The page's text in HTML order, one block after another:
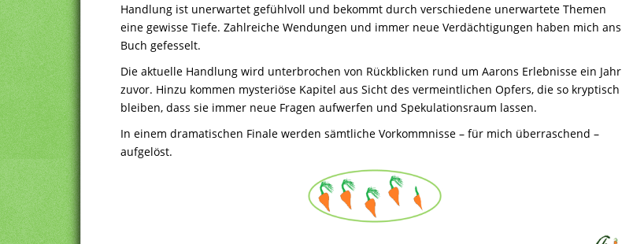
Handlung ist unerwartet gefühlvoll und bekommt durch verschiedene unerwartete Themen
eine gewisse Tiefe. Zahlreiche Wendungen und immer neue Verdächtigungen haben mich ans
Buch gefesselt.
Die aktuelle Handlung wird unterbrochen von Rückblicken rund um Aarons Erlebnisse ein Jahr
zuvor. Hinzu kommen mysteriöse Kapitel aus Sicht des vermeintlichen Opfers, die so kryptisch
bleiben, dass sie immer neue Fragen aufwerfen und Spekulationsraum lassen.
In einem dramatischen Finale werden sämtliche Vorkommnisse – für mich überraschend –
aufgelöst.